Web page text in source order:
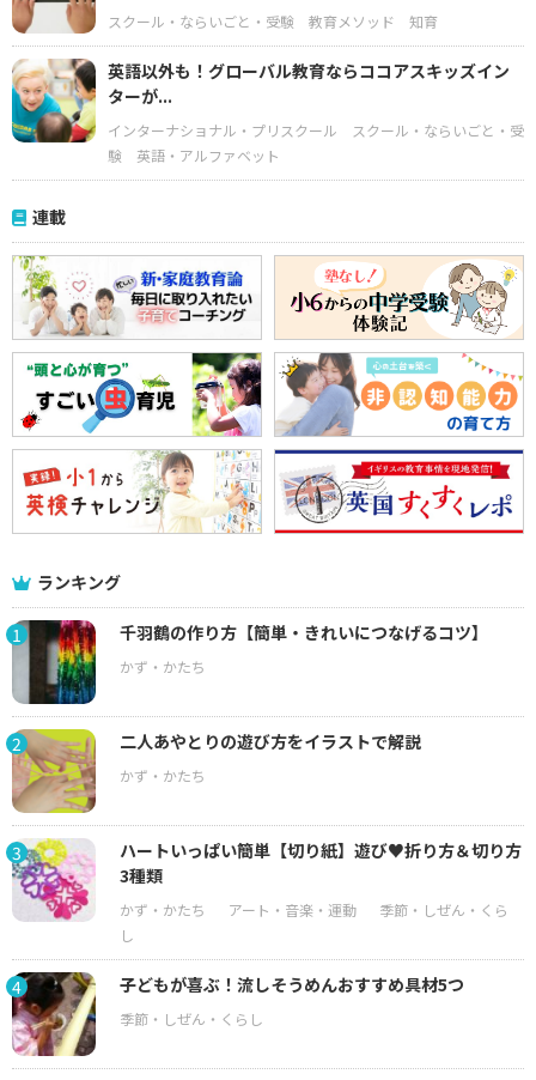
スクール・ならいごと・受験 教育メソッド 知育
英語以外も！グローバル教育ならココアスキッズイン
ターが...
インターナショナル・プリスクール
スクール・ならいごと・受
験
英語・アルファベット
連載
ランキング
1 千羽鶴の作り方【簡単・きれいにつなげるコツ】
2 二人あやとりの遊び方をイラストで解説
3
ハートいっぱい簡単【切り紙】遊び♥折り方＆切り方
3種類
4 子どもが喜ぶ！流しそうめんおすすめ具材5つ